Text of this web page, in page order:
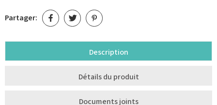
Partager:
Description
Détails du produit
Documents joints